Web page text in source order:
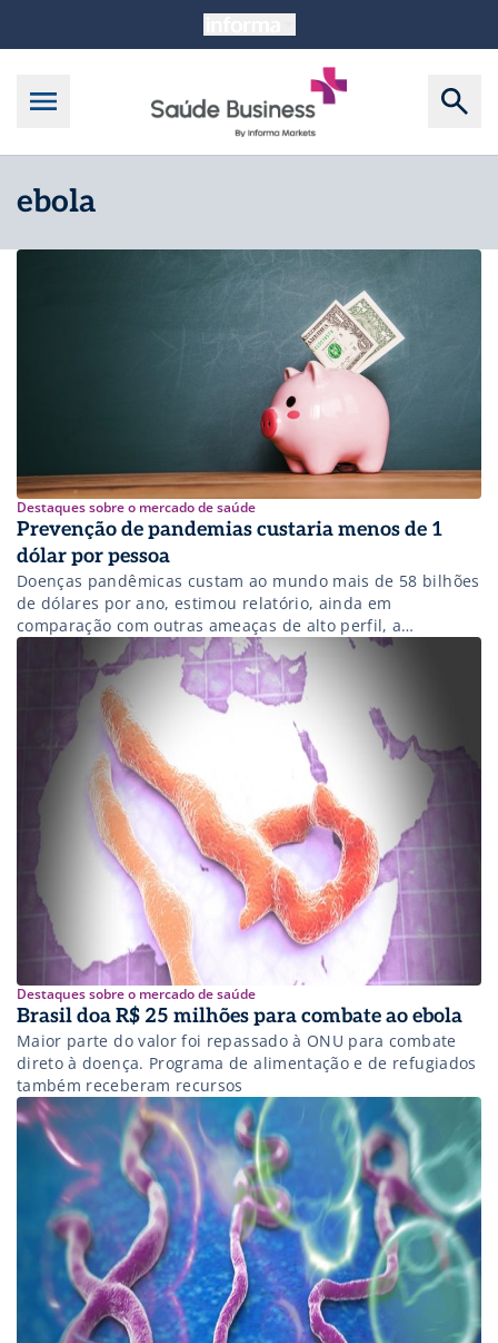
ebola
Destaques sobre o mercado de saúde
Prevenção de pandemias custaria menos de 1
dólar por pessoa
Doenças pandêmicas custam ao mundo mais de 58 bilhões
de dólares por ano, estimou relatório, ainda em
comparação com outras ameaças de alto perfil, a
preparação para pandemias é cronicamente subfinanciada
Destaques sobre o mercado de saúde
Brasil doa R$ 25 milhões para combate ao ebola
Maior parte do valor foi repassado à ONU para combate
direto à doença. Programa de alimentação e de refugiados
também receberam recursos